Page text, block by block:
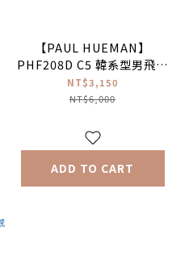
【PAUL HUEMAN】
PHF208D C5 韓系型男飛官
框光學眼鏡
NT$3,150
NT$6,000
ADD TO CART